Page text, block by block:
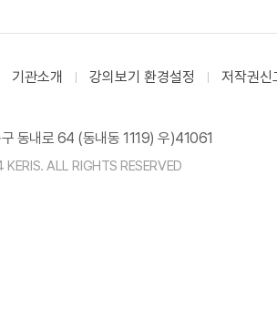
기관소개 강의보기 환경설정 저작권신
동내로 64 (동내동 1119) 우)41061
ALL RIGHTS RESERVED